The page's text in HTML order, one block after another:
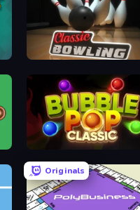
Classic Bowling
Bubble Pop Classic
Originals